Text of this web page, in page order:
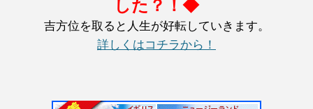
した？！◆
吉方位を取ると人生が好転していきます。
詳しくはコチラから！